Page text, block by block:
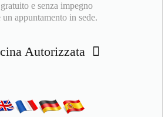
e senza impegno
appuntamento in sede.
Autorizzata